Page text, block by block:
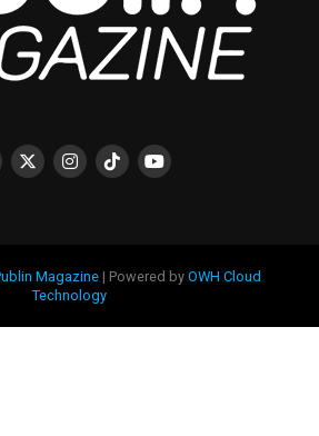
Magazine | Powered byOWH Cloud
Technology